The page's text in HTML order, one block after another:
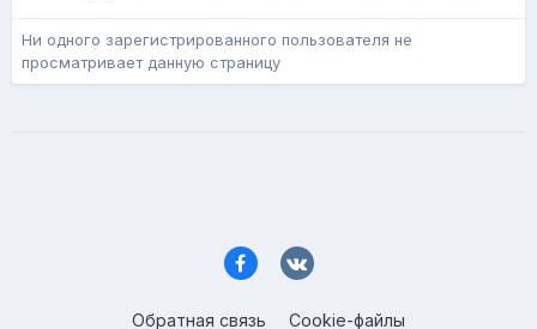
Ни одного зарегистрированного пользователя не
просматривает данную страницу
Обратная связь Cookie-файлы